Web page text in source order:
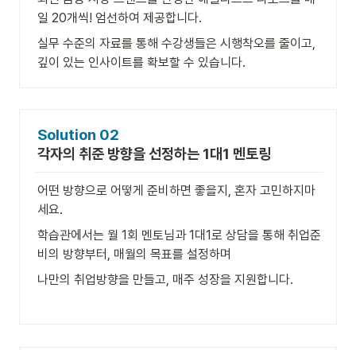
일 20개씩! 엄선하여 제공합니다.
실무 수준의 자료를 통해 수강생들은 시행착오를 줄이고,
깊이 있는 인사이트를 확보할 수 있습니다.
Solution 02
각자의 취준 방향을 선정하는 1대1 멘토링
어떤 방향으로 어떻게 준비하면 좋을지, 혼자 고민하지마
세요.
학습관에서는 월 1회 멘토님과 1대1로 상담을 통해 취업준
비의 방향부터, 매월의 목표를 설정하며
나만의 취업방향을 만들고, 매주 성장을 지원합니다.